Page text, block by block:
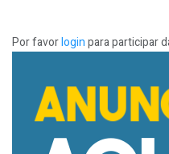
Por favorloginpara participar